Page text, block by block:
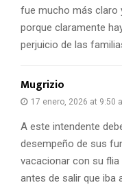
fue mucho más claro
porque claramente
perjuicio de las
Mugrizio
17 enero, 2026 at 9:50
A este intendente
desempeño de sus
vacacionar con su
antes de salir que iba